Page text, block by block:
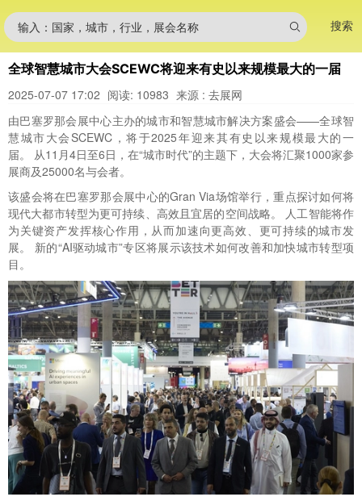
输入：国家，城市，行业，展会名称 搜索
全球智慧城市大会SCEWC将迎来有史以来规模最大的一届
2025-07-07 17:02 阅读: 10983 来源 : 去展网
由巴塞罗那会展中心主办的城市和智慧城市解决方案盛会——全球智
慧城市大会SCEWC，将于2025年迎来其有史以来规模最大的一
届。 从11月4日至6日，在“城市时代”的主题下，大会将汇聚1000家参
展商及25000名与会者。
该盛会将在巴塞罗那会展中心的Gran Via场馆举行，重点探讨如何将
现代大都市转型为更可持续、高效且宜居的空间战略。 人工智能将作
为关键资产发挥核心作用，从而加速向更高效、更可持续的城市发
展。 新的“AI驱动城市”专区将展示该技术如何改善和加快城市转型项
目。